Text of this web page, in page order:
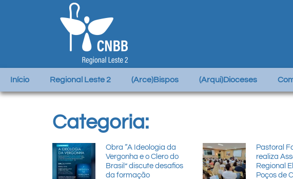
Início Regional Leste 2 (Arce)Bispos (Arqui)Dioceses
Categoria:
Obra “A Ideologia da
Vergonha e o Clero do
Brasil” discute desafios
da formação
Pastoral
realiza
Regional
Poços de